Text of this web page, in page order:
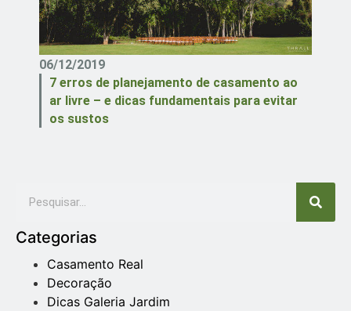
06/12/2019
7 erros de planejamento de casamento ao
ar livre – e dicas fundamentais para evitar
os sustos
Categorias
Casamento Real
Decoração
Dicas Galeria Jardim